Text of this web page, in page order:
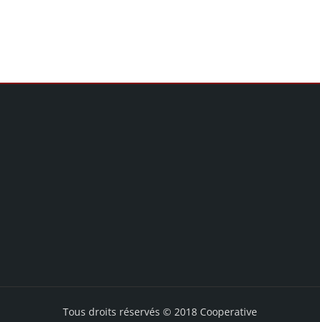
Tous droits réservés © 2018 Cooperative